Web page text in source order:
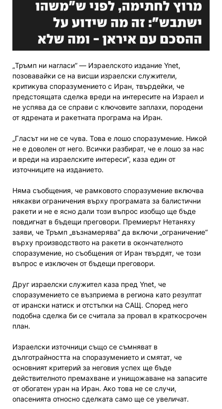
„Тръмп ни нагласи“ — Израелското издание Ynet,
позовавайки се на висши израелски служители,
критикува споразумението с Иран, твърдейки, че
предстоящата сделка вреди на интересите на Израел и
не успява да се справи с ключовите заплахи, породени
от ядрената и ракетната програма на Иран.
„Гласът ни не се чува. Това е лошо споразумение. Никой
не е доволен от него. Всички разбират, че е лошо за нас
и вреди на израелските интереси“, каза един от
източниците на изданието.
Няма съобщения, че рамковото споразумение включва
някакви ограничения върху програмата за балистични
ракети и не е ясно дали този въпрос изобщо ще бъде
повдигнат в бъдещи преговори. Премиерът Нетаняху
заяви, че Тръмп „възнамерява“ да включи „ограничение“
върху производството на ракети в окончателното
споразумение, но съобщения от Иран твърдят, че този
въпрос е изключен от бъдещи преговори.
Друг израелски служител каза пред Ynet, че
споразумението се възприема в региона като резултат
от ирански натиск и отстъпки на САЩ. Според него
подобна сделка би се считала за провал в краткосрочен
план.
Израелски източници също се съмняват в
дълготрайността на споразумението и смятат, че
основният критерий за неговия успех ще бъде
действителното премахване и унищожаване на запасите
от обогатен уран на Иран. Ако това не се случи,
опасенията относно сделката само ще се увеличат.